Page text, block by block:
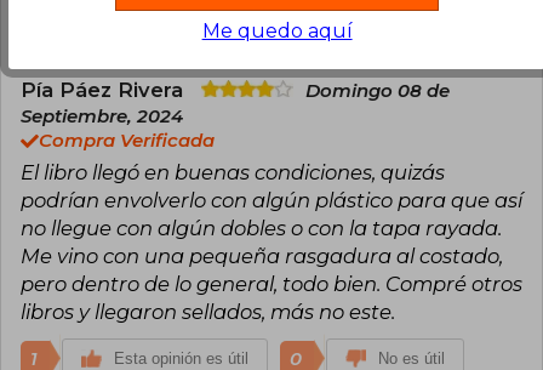
Esta opinión es útil
Pía Páez Rivera
Domingo 08 de
Septiembre, 2024
Compra Verificada
El libro llegó en buenas condiciones, quizás
podrían envolverlo con algún plástico para que así
no llegue con algún dobles o con la tapa rayada.
Me vino con una pequeña rasgadura al costado,
pero dentro de lo general, todo bien. Compré otros
libros y llegaron sellados, más no este.
1 Esta opinión es útil 0 No es útil
Me quedo aquí